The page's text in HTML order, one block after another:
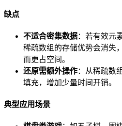
缺点
不适合密集数据：若有效元
稀疏数组的存储优势会消失
而更占空间。
还原需额外操作：从稀疏数
填充，增加少量时间开销。
典型应用场景